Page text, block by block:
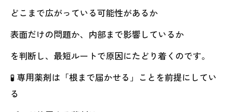
どこまで広がっている可能性があるか
表面だけの問題か、内部まで影響しているか
を判断し、最短ルートで原因にたどり着くのです。
🧪 専用薬剤は「根まで届かせる」ことを前提にしてい
る